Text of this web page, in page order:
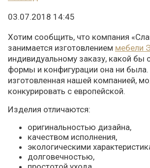
03.07.2018 14:45
Хотим сообщить, что компания
занимается изготовлением мебели
индивидуальному заказу, какой бы
формы и конфигурации она ни
изготовленная нашей компанией,
конкурировать с европейской.
Изделия отличаются:
оригинальностью дизайна,
качеством исполнения,
экологическими
долговечностью,